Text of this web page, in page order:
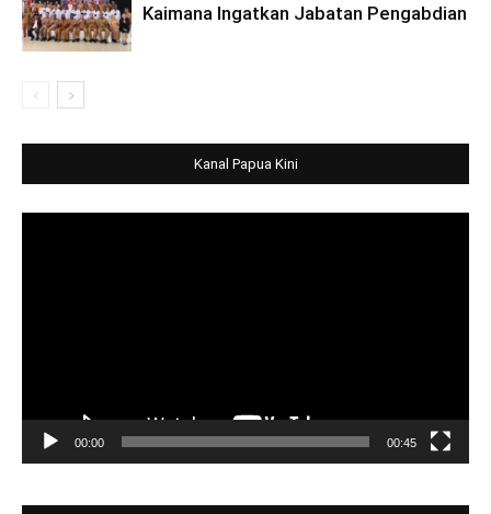
Kaimana Ingatkan Jabatan Pengabdian
Kanal Papua Kini
00:00 00:45